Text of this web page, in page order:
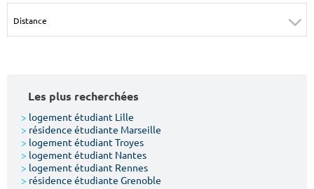
Type de location
Votre date d'entrée
Les plus recherchées
> logement étudiant Lille
> résidence étudiante Marseille
> logement étudiant Troyes
> logement étudiant Nantes
> logement étudiant Rennes
> résidence étudiante Grenoble